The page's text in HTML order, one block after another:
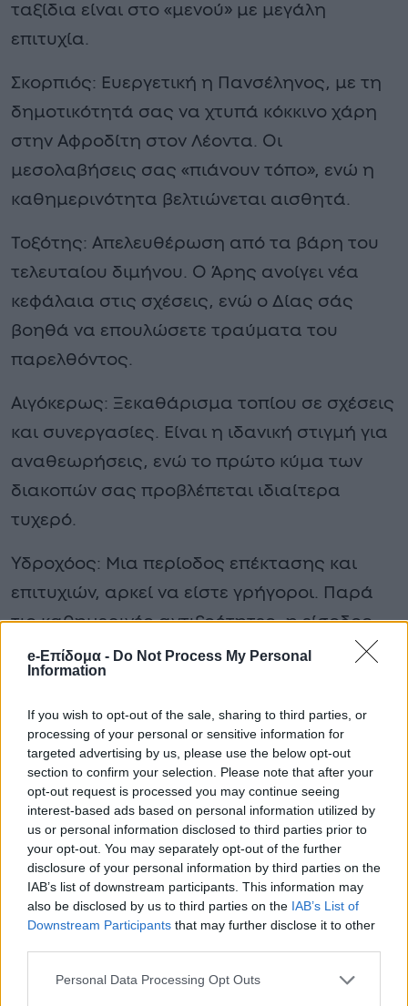
e-Επίδομα - Do Not Process My Personal
Information
If you wish to opt-out of the sale, sharing to third parties, or
processing of your personal or sensitive information for
targeted advertising by us, please use the below opt-out
section to confirm your selection. Please note that after your
opt-out request is processed you may continue seeing
interest-based ads based on personal information utilized by
us or personal information disclosed to third parties prior to
your opt-out. You may separately opt-out of the further
disclosure of your personal information by third parties on the
IAB’s list of downstream participants. This information may
also be disclosed by us to third parties on the IAB’s List of
Downstream Participants that may further disclose it to other
Personal Data Processing Opt Outs
ταξίδια είναι στο «μενού» με μεγάλη
επιτυχία.
Σκορπιός: Ευεργετική η Πανσέληνος, με τη
δημοτικότητά σας να χτυπά κόκκινο χάρη
στην Αφροδίτη στον Λέοντα. Οι
μεσολαβήσεις σας «πιάνουν τόπο», ενώ η
καθημερινότητα βελτιώνεται αισθητά.
Τοξότης: Απελευθέρωση από τα βάρη του
τελευταίου διμήνου. Ο Άρης ανοίγει νέα
κεφάλαια στις σχέσεις, ενώ ο Δίας σάς
βοηθά να επουλώσετε τραύματα του
παρελθόντος.
Αιγόκερως: Ξεκαθάρισμα τοπίου σε σχέσεις
και συνεργασίες. Είναι η ιδανική στιγμή για
αναθεωρήσεις, ενώ το πρώτο κύμα των
διακοπών σας προβλέπεται ιδιαίτερα
τυχερό.
Υδροχόος: Μια περίοδος επέκτασης και
επιτυχιών, αρκεί να είστε γρήγοροι. Παρά
τις καθημερινές αντιξοότητες, η είσοδος
του Άρη και του Δία σε θέσεις-κλειδιά
ανοίγει νέους ορίζοντες.
Ιχθύς: Άνεμος ανανέωσης σε σπίτι και
προσωπική ζωή. Ο Δίας ευνοεί υγεία και
εργασία, ενώ ο έρωτας υπόσχεται έντονες
συγκινήσεις. Οικονομικά, κρατήστε μια
επιφυλακτική στάση.